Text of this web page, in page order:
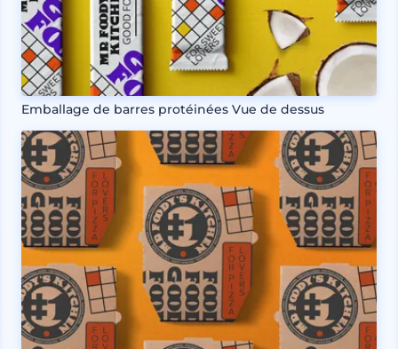
Emballage de barres protéinées Vue de dessus